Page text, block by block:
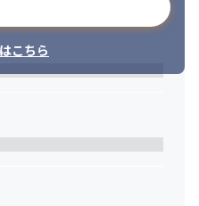
こちら